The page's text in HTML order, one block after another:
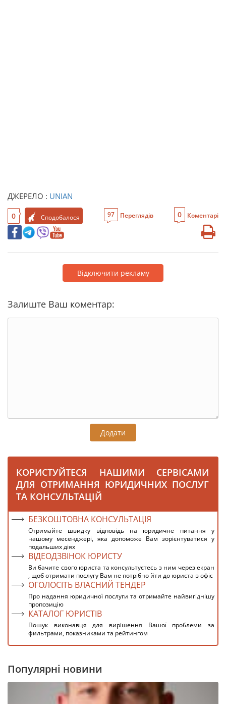
ДЖЕРЕЛО : UNIAN
0 Сподобалося 97 Переглядів 0 Коментарі
Відключити рекламу
Залиште Ваш коментар:
Додати
КОРИСТУЙТЕСЯ НАШИМИ СЕРВІСАМИ
ДЛЯ ОТРИМАННЯ ЮРИДИЧНИХ ПОСЛУГ
ТА КОНСУЛЬТАЦІЙ
БЕЗКОШТОВНА КОНСУЛЬТАЦІЯ
Отримайте швидку відповідь на юридичне питання у
нашому месенджері, яка допоможе Вам зорієнтуватися у
подальших діях
ВІДЕОДЗВІНОК ЮРИСТУ
Ви бачите свого юриста та консультуєтесь з ним через екран
, щоб отримати послугу Вам не потрібно йти до юриста в офіс
ОГОЛОСІТЬ ВЛАСНИЙ ТЕНДЕР
Про надання юридичної послуги та отримайте найвигіднішу
пропозицію
КАТАЛОГ ЮРИСТІВ
Пошук виконавця для вирішення Вашої проблеми за
фильтрами, показниками та рейтингом
Популярні новини